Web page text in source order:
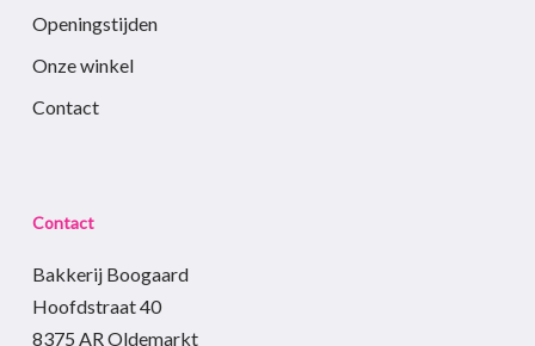
Openingstijden
Onze winkel
Contact
Contact
Bakkerij Boogaard
Hoofdstraat 40
8375 AR Oldemarkt